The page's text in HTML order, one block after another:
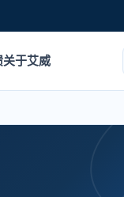
关于艾威